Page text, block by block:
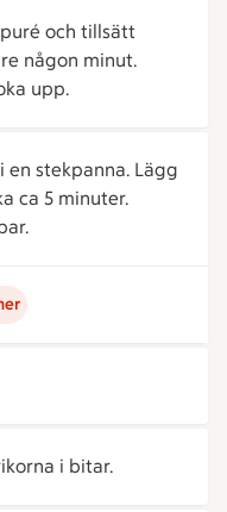
och tillsätt
någon minut.
upp.
en stekpanna. Lägg
ca 5 minuter.
i bitar.